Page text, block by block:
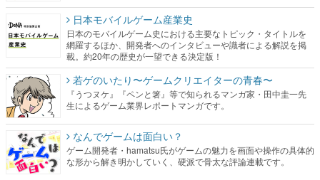
日本モバイルゲーム産業史
日本のモバイルゲーム史における主要なトピック・タイトルを
網羅するほか、開発者へのインタビューや識者による解説を掲
載。約20年の歴史が一望できる決定版！
若ゲのいたり〜ゲームクリエイターの青春〜
『うつヌケ』『ペンと箸』等で知られるマンガ家・田中圭一先
生によるゲーム業界レポートマンガです。
なんでゲームは面白い？
ゲーム開発者・hamatsu氏がゲームの魅力を画面や操作の具体的
な形から解き明かしていく、硬派で骨太な評論連載です。